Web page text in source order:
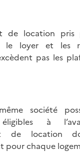
de location
le loyer et les
pas les
société
à
de location
pour chaque